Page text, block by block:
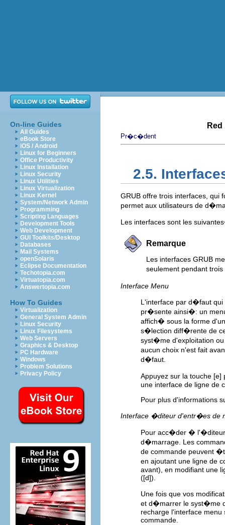
On-line Guides
All Guides
eBook Store
iOS / Android
Linux for Beginners
Office Productivity
Linux Installation
Linux Security
Linux Utilities
Linux Virtualization
Linux Kernel
System/Network Admin
Programming
Scripting Languages
Development Tools
Web Development
GUI Toolkits/Desktop
Databases
Mail Systems
openSolaris
Eclipse Documentation
Techotopia.com
Virtuatopia.com
Answertopia.com
How To Guides
Virtualization
General System Admin
Linux Security
Linux Filesystems
Web Servers
Graphics & Desktop
PC Hardware
Windows
Problem Solutions
Privacy Policy
Pr�c�dent
2.5.
GRUB offre trois interfaces,
permet aux utilisateurs de
Les interfaces sont les
Remarque
Les interfaces GRUB
seulement pendant
Interface Menu
L'interface par d�faut qui
pr�sente ainsi�: un
affich� sous la forme
s�lection diff�rente de
syst�me d'exploitation
aucun choix n'est fait
d�faut.
Appuyez sur la touche [e]
une interface de ligne de
Pour plus d'informations
Interface �diteur d'entr�es de
Pour acc�der �
d�marrage. Les
de commande peuvent
en ajoutant une ligne de
avant), en modifiant une
([d]).
Une fois que vos
et d�marrer le syst�me
recharge l'interface
commande.